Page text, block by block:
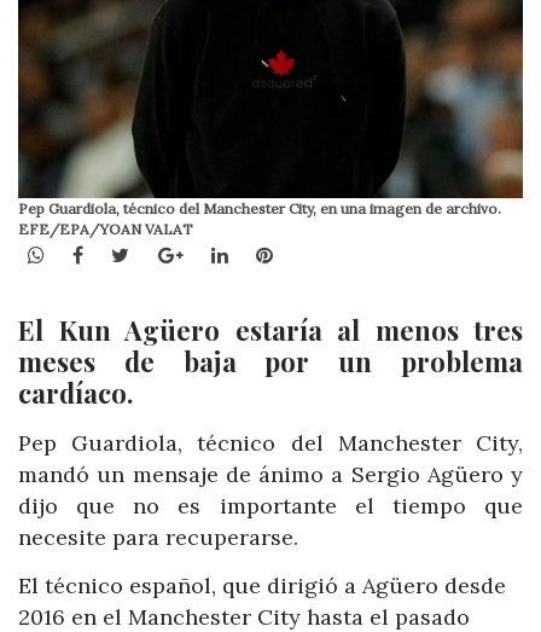
Pep Guardiola, técnico del Manchester City, en una imagen de archivo.
EFE/EPA/YOAN VALAT
WhatsApp
Facebook
TwitterGoogle+LinkedInPinterest
El Kun Agüero estaría al menos tres
meses de baja por un problema
cardíaco.
Pep Guardiola, técnico del Manchester City,
mandó un mensaje de ánimo a Sergio Agüero y
dijo que no es importante el tiempo que
necesite para recuperarse.
El técnico español, que dirigió a Agüero desde
2016 en el Manchester City hasta el pasado